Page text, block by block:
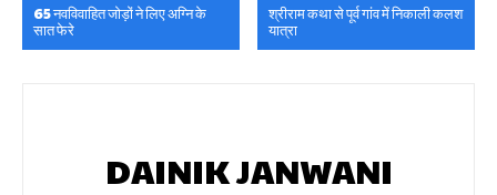
65 नवविवाहित जोड़ों ने लिए अग्नि के
सात फेरे
श्रीराम कथा से पूर्व गांव में निकाली कलश
यात्रा
DAINIK JANWANI